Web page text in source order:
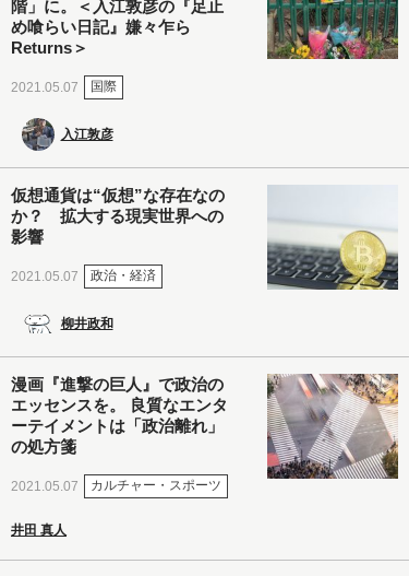
階」に。＜入江敦彦の『足止
め喰らい日記』嫌々乍ら
Returns＞
2021.05.07 国際
入江敦彦
仮想通貨は“仮想”な存在なの
か？ 拡大する現実世界への
影響
2021.05.07 政治・経済
柳井政和
漫画『進撃の巨人』で政治の
エッセンスを。 良質なエンタ
ーテイメントは「政治離れ」
の処方箋
2021.05.07 カルチャー・スポーツ
井田 真人